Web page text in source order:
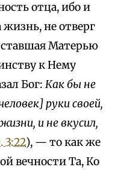
отца, ибо и
не отверг
ставшая Матерью
к Нему
Бог: Как бы не
руки своей,
и не вкусил,
3:22), — то как же
вечности Та, Ко